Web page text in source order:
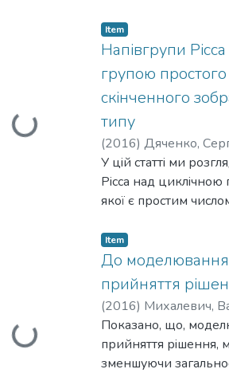
вiдновлення мiри за
полiномами другого
функцiї Вейля.
Loading...
Item
Напівгрупи
групою
скінченного
типу
(2016) Дяченко,
У цiй статтi ми
Рiсса над циклiчною
якої є простим
зображувального
випадку, тобто, коли
характеристика
Loading...
Item
До моделювання
прийняття
(2016) Михалевич,
Показано, що,
прийняття рiшення,
зменшуючи